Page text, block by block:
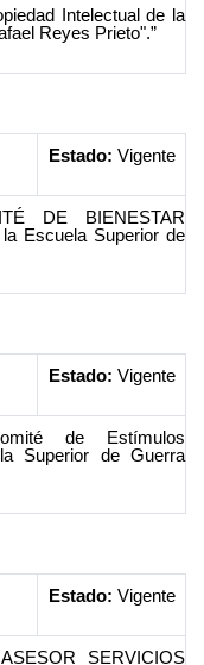
Intelectual de la
Reyes Prieto".”
Estado: Vigente
DE BIENESTAR
Escuela Superior de
Estado: Vigente
de Estímulos
Superior de Guerra
Estado: Vigente
SERVICIOS